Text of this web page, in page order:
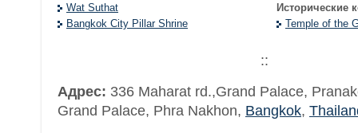
Wat Suthat
Bangkok City Pillar Shrine
Исторические
Temple of the
::
Адрес: 336 Maharat rd.,Grand Palace,
Grand Palace, Phra Nakhon, Bangkok,